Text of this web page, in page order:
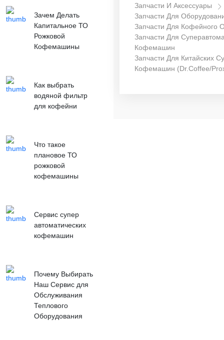
Зачем Делать
Капитальное ТО
Рожковой
Кофемашины
Как выбрать
водяной фильтр
для кофейни
Что такое
плановое ТО
рожковой
кофемашины
Сервис супер
автоматических
кофемашин
Почему Выбирать
Наш Сервис для
Обслуживания
Теплового
Оборудования
Запчасти И Аксессуары
Запчасти Для
Запчасти Для Кофейного
Запчасти Для
Кофемашин
Запчасти Для Китайских
Кофемашин (Dr.coffee/